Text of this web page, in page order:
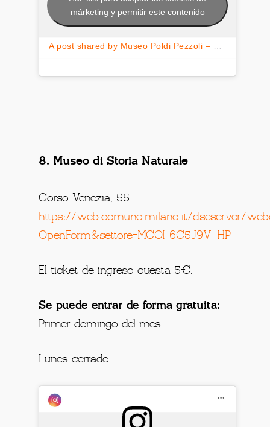
A post shared by Museo Poldi Pezzoli – Milano (@poldipezzoli)
márketing y permitir este contenido
8. Museo di Storia Naturale
Corso Venezia, 55
https://web.comune.milano.it/dseserver/
OpenForm&settore=MCOI-6C5J9V_HP
El ticket de ingreso cuesta 5€.
Se puede entrar de forma gratuita:
Primer domingo del mes.
Lunes cerrado